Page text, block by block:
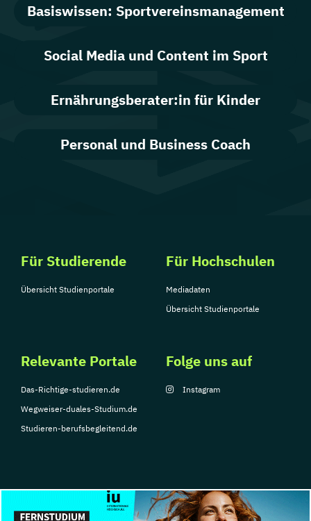
Basiswissen: Sportvereinsmanagement
Social Media und Content im Sport
Ernährungsberater:in für Kinder
Personal und Business Coach
Für Studierende
Übersicht Studienportale
Für Hochschulen
Mediadaten
Übersicht Studienportale
Relevante Portale
Das-Richtige-studieren.de
Wegweiser-duales-Studium.de
Studieren-berufsbegleitend.de
Folge uns auf
Instagram
© Copyright 2026, TarGroup Media GmbH